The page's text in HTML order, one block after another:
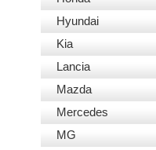
Hyundai
Kia
Lancia
Mazda
Mercedes
MG